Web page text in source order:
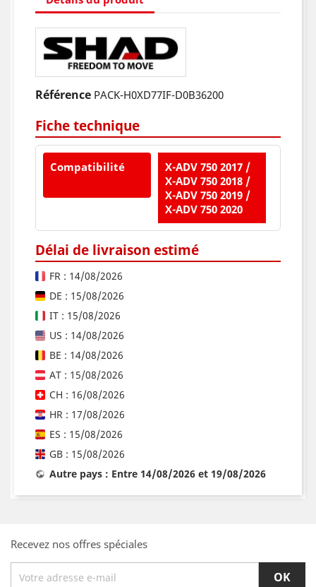
Référence PACK-H0XD77IF-D0B36200
Fiche technique
Compatibilité
X-ADV 750 2017 /
X-ADV 750 2018 /
X-ADV 750 2019 /
X-ADV 750 2020
Délai de livraison estimé
FR : 14/08/2026
DE : 15/08/2026
IT : 15/08/2026
US : 14/08/2026
BE : 14/08/2026
AT : 15/08/2026
CH : 16/08/2026
HR : 17/08/2026
ES : 15/08/2026
GB : 15/08/2026
Autre pays : Entre 14/08/2026 et 19/08/2026
Recevez nos offres spéciales